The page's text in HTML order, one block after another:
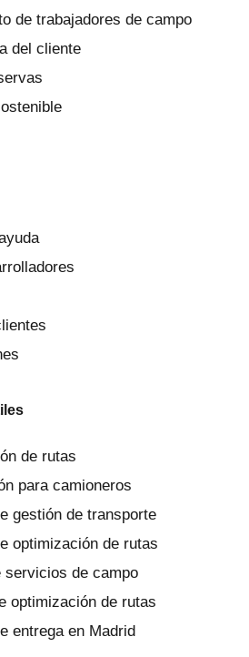
de trabajadores de campo
del cliente
de rutas
para camioneros
gestión de transporte
optimización de rutas
servicios de campo
optimización de rutas
entrega en Madrid